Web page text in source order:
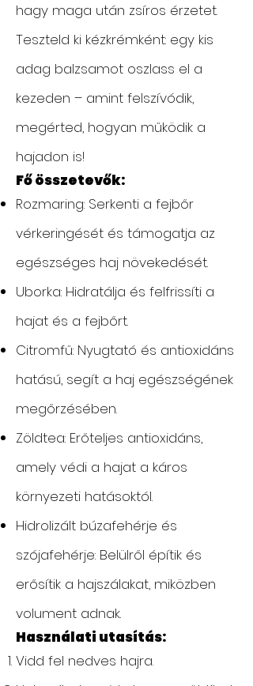
hagy maga után zsíros érzetet.
Teszteld ki kézkrémként: egy kis
adag balzsamot oszlass el a
kezeden – amint felszívódik,
megérted, hogyan működik a
hajadon is!
Fő összetevők:
Rozmaring: Serkenti a fejbőr
vérkeringését és támogatja az
egészséges haj növekedését.
Uborka: Hidratálja és felfrissíti a
hajat és a fejbőrt.
Citromfű: Nyugtató és antioxidáns
hatású, segít a haj egészségének
megőrzésében.
Zöldtea: Erőteljes antioxidáns,
amely védi a hajat a káros
környezeti hatásoktól.
Hidrolizált búzafehérje és
szójafehérje: Belülről építik és
erősítik a hajszálakat, miközben
volument adnak.
Használati utasítás:
Vidd fel nedves hajra.